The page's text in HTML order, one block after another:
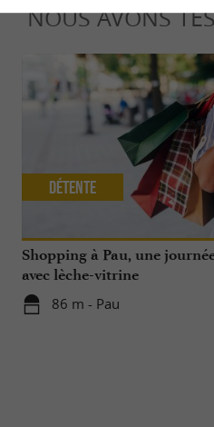
NOUS AVONS
Shopping à Pau, une
avec lèche-vitrine
86 m - Pau
Détente